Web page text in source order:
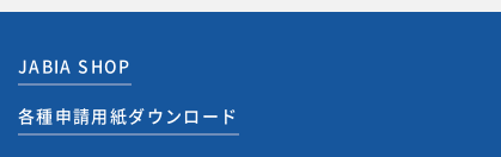
JABIA SHOP
各種申請用紙ダウンロード